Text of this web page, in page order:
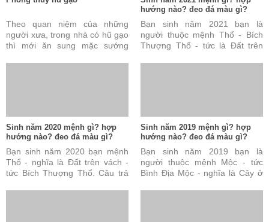
Theo quan niệm của những
người xưa, trong nhà có hũ gạo
thì mới ăn sung mặc sướng
hướng nào? đeo đá màu gì?
Bạn sinh năm 2021 bạn là
người thuộc mệnh Thổ - Bích
Thượng Thổ - tức là Đất trên
Sinh năm 2020 mệnh gì? hợp
hướng nào? đeo đá màu gì?
Bạn sinh năm 2020 bạn mệnh
Thổ - nghĩa là Đất trên vách -
tức Bích Thượng Thổ. Câu trả
Sinh năm 2019 mệnh gì? hợp
hướng nào? đeo đá màu gì?
Bạn sinh năm 2019 bạn là
người thuộc mệnh Mộc - tức
Bình Địa Mộc - nghĩa là Cây ở